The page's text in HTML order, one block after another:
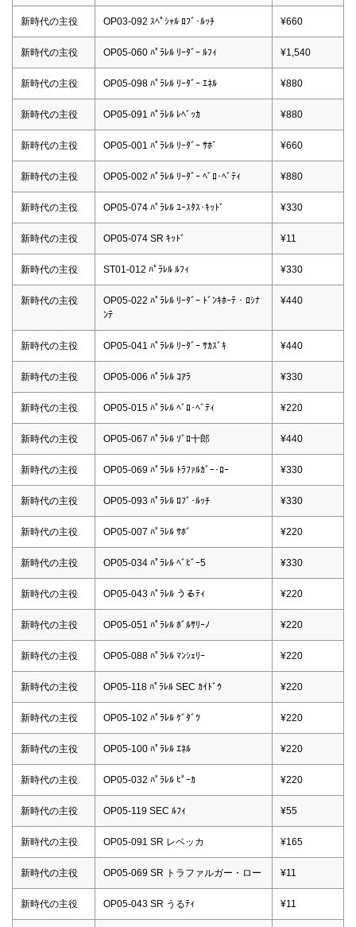
新時代の主役 OP03-092 ｽﾍﾟｼｬﾙ ﾛﾌﾞ･ﾙｯﾁ ¥660
新時代の主役 OP05-060 ﾊﾟﾗﾚﾙ ﾘｰﾀﾞｰ ﾙﾌｨ ¥1,540
新時代の主役 OP05-098 ﾊﾟﾗﾚﾙ ﾘｰﾀﾞｰ ｴﾈﾙ ¥880
新時代の主役 OP05-091 ﾊﾟﾗﾚﾙ ﾚﾍﾞｯｶ ¥880
新時代の主役 OP05-001 ﾊﾟﾗﾚﾙ ﾘｰﾀﾞｰ ｻﾎﾞ ¥660
新時代の主役 OP05-002 ﾊﾟﾗﾚﾙ ﾘｰﾀﾞｰ ﾍﾞﾛ･ﾍﾞﾃｨ ¥880
新時代の主役 OP05-074 ﾊﾟﾗﾚﾙ ﾕｰｽﾀｽ･ｷｯﾄﾞ ¥330
新時代の主役 OP05-074 SR ｷｯﾄﾞ ¥11
新時代の主役 ST01-012 ﾊﾟﾗﾚﾙ ﾙﾌｨ ¥330
新時代の主役
OP05-022 ﾊﾟﾗﾚﾙ ﾘｰﾀﾞｰ ﾄﾞﾝｷﾎｰﾃ・ﾛｼﾅ
ﾝﾃ
¥440
新時代の主役 OP05-041 ﾊﾟﾗﾚﾙ ﾘｰﾀﾞｰ ｻｶｽﾞｷ ¥440
新時代の主役 OP05-006 ﾊﾟﾗﾚﾙ ｺｱﾗ ¥330
新時代の主役 OP05-015 ﾊﾟﾗﾚﾙ ﾍﾞﾛ･ﾍﾞﾃｨ ¥220
新時代の主役 OP05-067 ﾊﾟﾗﾚﾙ ｿﾞﾛ十郎 ¥440
新時代の主役 OP05-069 ﾊﾟﾗﾚﾙ ﾄﾗﾌｧﾙｶﾞｰ･ﾛｰ ¥330
新時代の主役 OP05-093 ﾊﾟﾗﾚﾙ ﾛﾌﾞ･ﾙｯﾁ ¥330
新時代の主役 OP05-007 ﾊﾟﾗﾚﾙ ｻﾎﾞ ¥220
新時代の主役 OP05-034 ﾊﾟﾗﾚﾙ ﾍﾞﾋﾞｰ5 ¥330
新時代の主役 OP05-043 ﾊﾟﾗﾚﾙ うるﾃｨ ¥220
新時代の主役 OP05-051 ﾊﾟﾗﾚﾙ ﾎﾞﾙｻﾘｰﾉ ¥220
新時代の主役 OP05-088 ﾊﾟﾗﾚﾙ ﾏﾝｼｪﾘｰ ¥220
新時代の主役 OP05-118 ﾊﾟﾗﾚﾙ SEC ｶｲﾄﾞｳ ¥220
新時代の主役 OP05-102 ﾊﾟﾗﾚﾙ ｹﾞﾀﾞﾂ ¥220
新時代の主役 OP05-100 ﾊﾟﾗﾚﾙ ｴﾈﾙ ¥220
新時代の主役 OP05-032 ﾊﾟﾗﾚﾙ ﾋﾟｰｶ ¥220
新時代の主役 OP05-119 SEC ﾙﾌｨ ¥55
新時代の主役 OP05-091 SR レベッカ ¥165
新時代の主役 OP05-069 SR トラファルガー・ロー ¥11
新時代の主役 OP05-043 SR うるﾃｨ ¥11